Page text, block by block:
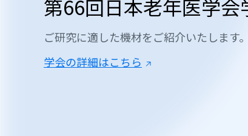
第66回日本老年医学会
ご研究に適した機材をご紹介いたします
学会の詳細はこちら